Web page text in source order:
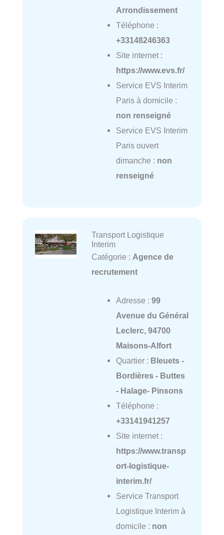
Arrondissement
Téléphone :
+33148246363
Site internet :
https://www.evs.fr/
Service EVS Interim
Paris à domicile :
non renseigné
Service EVS Interim
Paris ouvert
dimanche : non
renseigné
Transport Logistique
Interim
Catégorie : Agence de
recrutement
Adresse : 99
Avenue du Général
Leclerc, 94700
Maisons-Alfort
Quartier : Bleuets -
Bordières - Buttes
- Halage- Pinsons
Téléphone :
+33141941257
Site internet :
https://www.transp
ort-logistique-
interim.fr/
Service Transport
Logistique Interim à
domicile : non